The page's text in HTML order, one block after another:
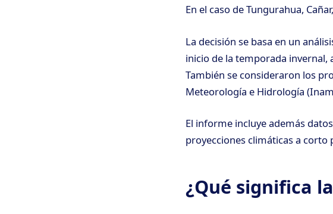
En el caso de Tungurahua,
La decisión se basa en un
inicio de la temporada invernal,
También se consideraron los
Meteorología e Hidrología
El informe incluye además
proyecciones climáticas a corto
¿Qué significa